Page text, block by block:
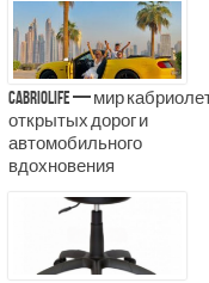
CabrioLife — мир
открытых дорог и
автомобильного
вдохновения